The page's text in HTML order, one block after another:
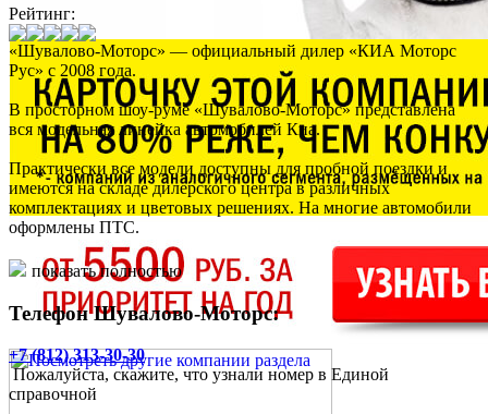
Рейтинг:
«Шувалово-Моторс» — официальный дилер «КИА Моторс
Рус» с 2008 года.
В просторном шоу-руме «Шувалово-Моторс» представлена
вся модельная линейка автомобилей Киа.
Практически все модели доступны для пробной поездки и
имеются на складе дилерского центра в различных
комплектациях и цветовых решениях. На многие автомобили
оформлены ПТС.
Если желаемого автомобиля нет в наличии, то срок доставки
под заказ составляет порядка 10 дней.
Также Вы можете приобрести новый KIA по программе
трейд-ин. В зачет принимаются иномарки не старше десяти
лет.
Любой понравившийся Вам автомобиль Вы можете
показать полностью
Телефон Шувалово-Моторс:
+7 (812) 313-30-30
Пожалуйста, скажите, что узнали номер в Единой
справочной